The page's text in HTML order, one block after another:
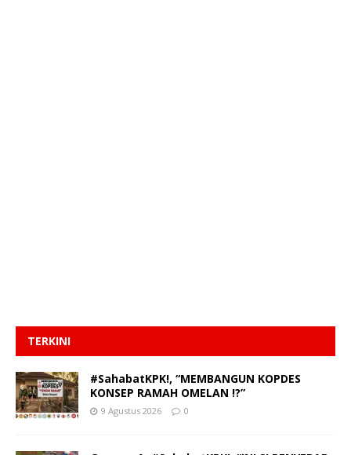
TERKINI
#SahabatKPK!, “MEMBANGUN KOPDES
KONSEP RAMAH OMELAN !?”
9 Agustus 2026 0